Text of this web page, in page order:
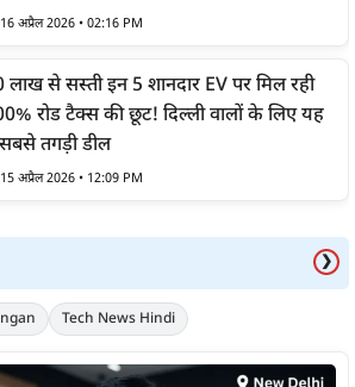
16 अप्रैल 2026 • 02:16 PM
लाख से सस्ती इन 5 शानदार EV पर मिल रही
रोड टैक्स की छूट! दिल्ली वालों के लिए यह
तगड़ी डील
15 अप्रैल 2026 • 12:09 PM
❯
Tech News Hindi